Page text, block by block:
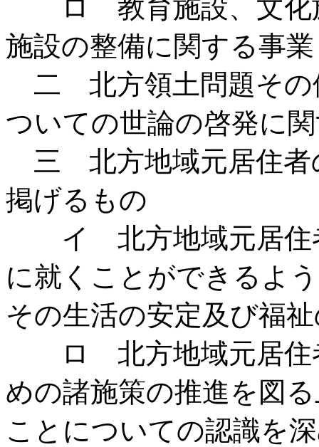
ロ 教育施設、文化施
施設の整備に関する事業
二 北方領土問題その
ついての世論の啓発に
三 北方地域元居住者
掲げるもの
イ 北方地域元居住
に就くことができるよ
その生活の安定及び福
ロ 北方地域元居住
めの諸施策の推進を図
ことについての認識を